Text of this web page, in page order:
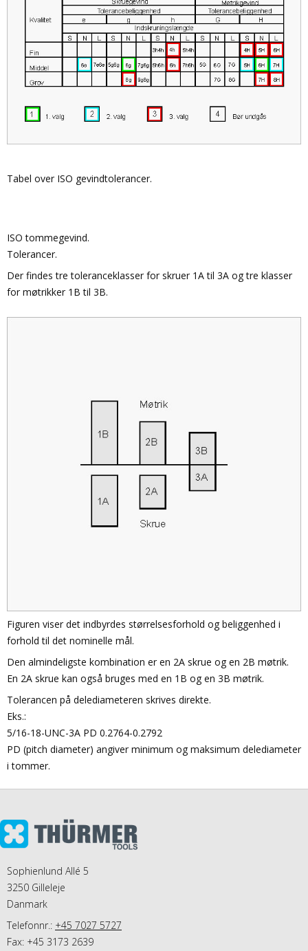
Tabel over ISO gevindtolerancer.
ISO tommegevind.
Tolerancer.
Der findes tre toleranceklasser for skruer 1A til 3A og tre klasser
for møtrikker 1B til 3B.
Figuren viser det indbyrdes størrelsesforhold og beliggenhed i
forhold til det nominelle mål.
Den almindeligste kombination er en 2A skrue og en 2B møtrik.
En 2A skrue kan også bruges med en 1B og en 3B møtrik.
Tolerancen på delediameteren skrives direkte.
Eks.:
5/16-18-UNC-3A PD 0.2764-0.2792
PD (pitch diameter) angiver minimum og maksimum delediameter
i tommer.
Sophienlund Allé 5
3250 Gilleleje
Danmark
Telefonnr.: +45 7027 5727
Fax: +45 3173 2639